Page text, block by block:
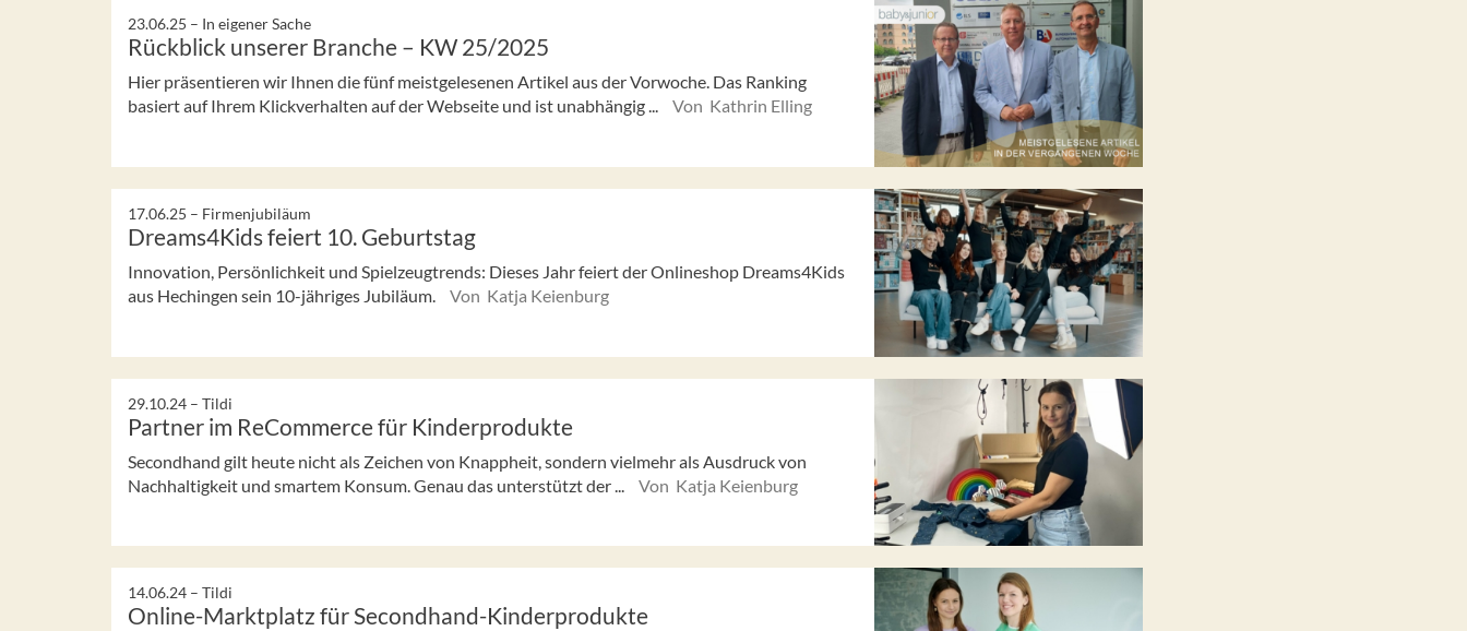
23.06.25 – In eigener Sache
Rückblick unserer Branche – KW 25/2025
Hier präsentieren wir Ihnen die fünf meistgelesenen Artikel aus der Vorwoche. Das Ranking
basiert auf Ihrem Klickverhalten auf der Webseite und ist unabhängig ...
Von Kathrin Elling
17.06.25 – Firmenjubiläum
Dreams4Kids feiert 10. Geburtstag
Innovation, Persönlichkeit und Spielzeugtrends: Dieses Jahr feiert der Onlineshop Dreams4Kids
aus Hechingen sein 10-jähriges Jubiläum.
Von Katja Keienburg
29.10.24 – Tildi
Partner im ReCommerce für Kinderprodukte
Secondhand gilt heute nicht als Zeichen von Knappheit, sondern vielmehr als Ausdruck von
Nachhaltigkeit und smartem Konsum. Genau das unterstützt der ...
Von Katja Keienburg
14.06.24 – Tildi
Online-Marktplatz für Secondhand-Kinderprodukte